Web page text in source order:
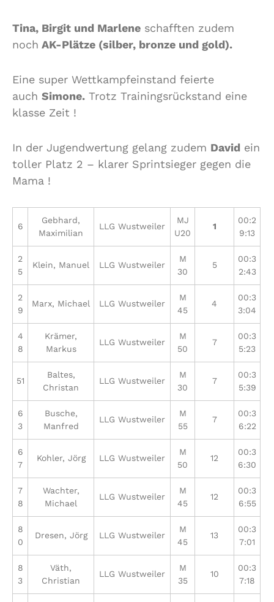
Tina, Birgit und Marlene schafften zudem
noch AK-Plätze (silber, bronze und gold).
Eine super Wettkampfeinstand feierte
auch Simone. Trotz Trainingsrückstand eine
klasse Zeit !
In der Jugendwertung gelang zudem David ein
toller Platz 2 – klarer Sprintsieger gegen die
Mama !
6
Gebhard,
Maximilian
LLG Wustweiler
MJ
U20
1
00:2
9:13
2
5
Klein, Manuel LLG Wustweiler
M
30
5
00:3
2:43
2
9
Marx, Michael LLG Wustweiler
M
45
4
00:3
3:04
4
8
Krämer,
Markus
LLG Wustweiler
M
50
7
00:3
5:23
51
Baltes,
Christan
LLG Wustweiler
M
30
7
00:3
5:39
6
3
Busche,
Manfred
LLG Wustweiler
M
55
7
00:3
6:22
6
7
Kohler, Jörg LLG Wustweiler
M
50
12
00:3
6:30
7
8
Wachter,
Michael
LLG Wustweiler
M
45
12
00:3
6:55
8
0
Dresen, Jörg LLG Wustweiler
M
45
13
00:3
7:01
8
3
Väth,
Christian
LLG Wustweiler
M
35
10
00:3
7:18